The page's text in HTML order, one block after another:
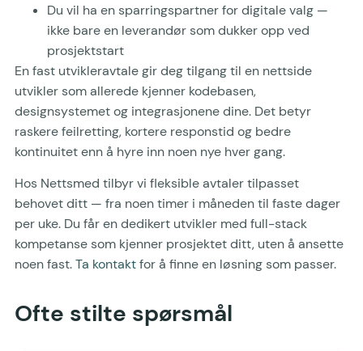
Du vil ha en sparringspartner for digitale valg —
ikke bare en leverandør som dukker opp ved
prosjektstart
En fast utvikleravtale gir deg tilgang til en nettside
utvikler som allerede kjenner kodebasen,
designsystemet og integrasjonene dine. Det betyr
raskere feilretting, kortere responstid og bedre
kontinuitet enn å hyre inn noen nye hver gang.
Hos Nettsmed tilbyr vi fleksible avtaler tilpasset
behovet ditt — fra noen timer i måneden til faste dager
per uke. Du får en dedikert utvikler med full-stack
kompetanse som kjenner prosjektet ditt, uten å ansette
noen fast.Ta kontaktfor å finne en løsning som passer.
Ofte stilte spørsmål